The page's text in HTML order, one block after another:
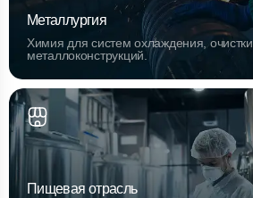
Металлургия
Химия для систем охлаждения,
металлоконструкций.
Пищевая отрасль